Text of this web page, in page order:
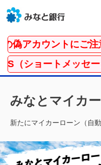
ウントにご注意くだ
ッセージサービス
みなとマイカ
新たにマイカーローン（自
のお客さまにみなとマイカ
もちろん、おすすめのお申